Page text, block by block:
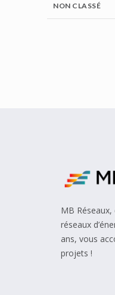
NON CLASSÉ
MB
réseaux
ans, vous
projets !